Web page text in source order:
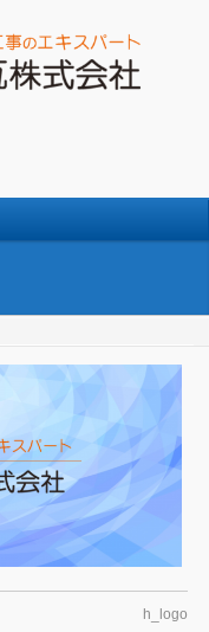
h_logo